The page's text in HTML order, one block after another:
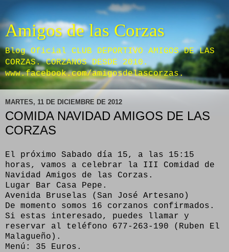
Amigos de las Corzas
Blog Oficial CLUB DEPORTIVO AMIGOS DE LAS
CORZAS. CORZANOS DESDE 2010.
www.facebook.com/amigosdelascorzas.
MARTES, 11 DE DICIEMBRE DE 2012
COMIDA NAVIDAD AMIGOS DE LAS
CORZAS
El próximo Sabado día 15, a las 15:15
horas, vamos a celebrar la III Comidad de
Navidad Amigos de las Corzas.
Lugar Bar Casa Pepe.
Avenida Bruselas (San José Artesano)
De momento somos 16 corzanos confirmados.
Si estas interesado, puedes llamar y
reservar al teléfono 677-263-190 (Ruben El
Malagueño).
Menú: 35 Euros.